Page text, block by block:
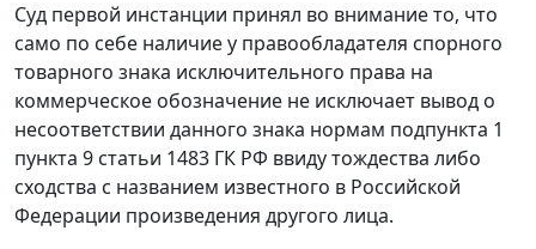
Суд первой инстанции принял во внимание то, что
само по себе наличие у правообладателя спорного
товарного знака исключительного права на
коммерческое обозначение не исключает вывод о
несоответствии данного знака нормам подпункта 1
пункта 9 статьи 1483 ГК РФ ввиду тождества либо
сходства с названием известного в Российской
Федерации произведения другого лица.